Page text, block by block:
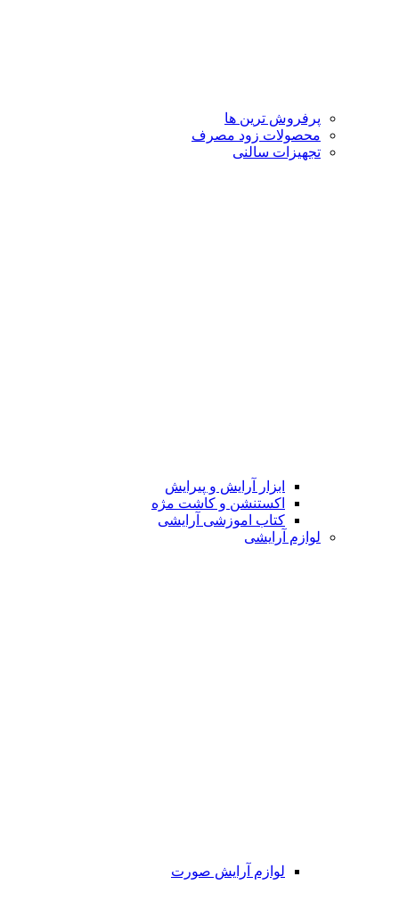
پرفروش ترین ها
محصولات زود مصرف
تجهیزات سالنی
ابزار آرایش و پیرایش
اکستنشن و کاشت مژه
کتاب اموزشی آرایشی
لوازم آرایشی
لوازم آرایش صورت